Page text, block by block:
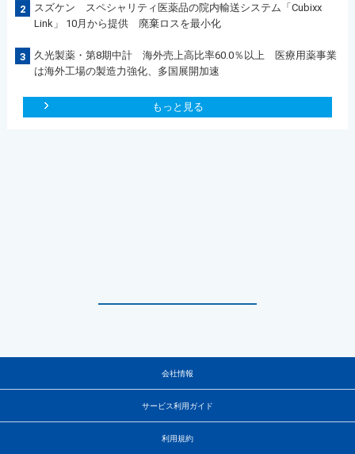
2
スズケン スペシャリティ医薬品の院内輸送システム「Cubixx
Link」 10月から提供 廃棄ロスを最小化
3
久光製薬・第8期中計 海外売上高比率60.0％以上 医療用薬事業
は海外工場の製造力強化、多国展開加速
もっと見る
会社情報
サービス利用ガイド
利用規約